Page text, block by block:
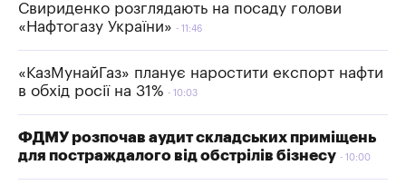
Свириденко розглядають на посаду голови
«Нафтогазу України»
11:46
«КазМунайГаз» планує наростити експорт нафти
в обхід росії на 31%
10:03
ФДМУ розпочав аудит складських приміщень
для постраждалого від обстрілів бізнесу
10:00